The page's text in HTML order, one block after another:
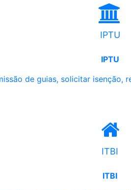
IPTU
IPTU
de guias, solicitar isenção,
ITBI
ITBI